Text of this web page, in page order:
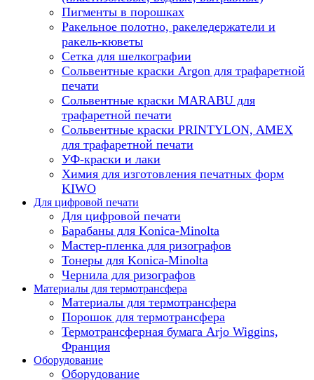
Пигменты в порошках
Ракельное полотно, ракеледержатели и
ракель-кюветы
Сетка для шелкографии
Сольвентные краски Argon для трафаретной
печати
Сольвентные краски MARABU для
трафаретной печати
Сольвентные краски PRINTYLON, AMEX
для трафаретной печати
УФ-краски и лаки
Химия для изготовления печатных форм
KIWO
Для цифровой печати
Для цифровой печати
Барабаны для Konica-Minolta
Мастер-пленка для ризографов
Тонеры для Konica-Minolta
Чернила для ризографов
Материалы для термотрансфера
Материалы для термотрансфера
Порошок для термотрансфера
Термотрансферная бумага Arjo Wiggins,
Франция
Оборудование
Оборудование